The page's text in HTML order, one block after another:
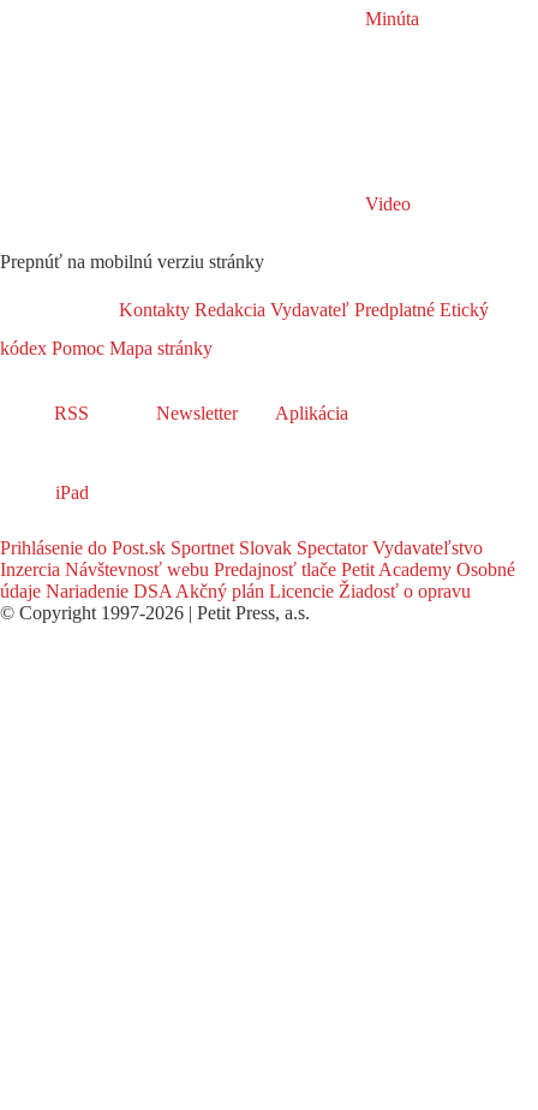
Minúta
Video
Prepnúť na mobilnú verziu stránky
Kontakty Redakcia Vydavateľ Predplatné Etický
kódex Pomoc Mapa stránky
RSS Newsletter Aplikácia
iPad
Prihlásenie do Post.sk Sportnet Slovak SpectatorVydavateľstvo
Inzercia Návštevnosť webu Predajnosť tlače Petit Academy Osobné
údaje Nariadenie DSA Akčný plán Licencie Žiadosť o opravu
© Copyright 1997-2026 | Petit Press, a.s.